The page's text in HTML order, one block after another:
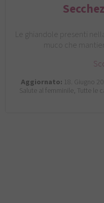
Le ghiandole presenti
muco che
Aggiornato: 18. Giugno
Salute al femminile, Tutte le